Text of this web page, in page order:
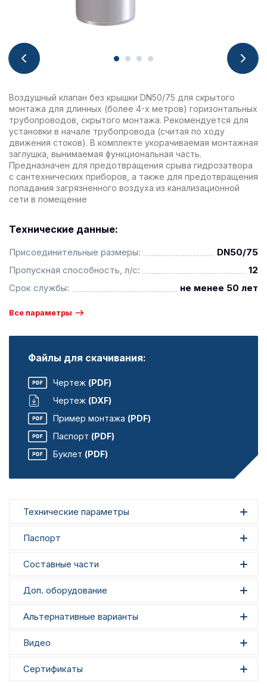
Воздушный клапан без крышки DN50/75 для скрытого
монтажа для длинных (более 4-х метров) горизонтальных
трубопроводов, скрытого монтажа. Рекомендуется для
установки в начале трубопровода (считая по ходу
движения стоков). В комплекте укорачиваемая монтажная
заглушка, вынимаемая функциональная часть.
Предназначен для предотвращения срыва гидрозатвора
с сантехнических приборов, а также для предотвращения
попадания загрязненного воздуха из канализационной
сети в помещение
Технические данные:
Присоединительные размеры:
DN50/75
Пропускная способность, л/с:
12
Срок службы:
не менее 50 лет
Все параметры
Файлы для скачивания:
Чертеж (PDF)
Чертеж (DXF)
Пример монтажа (PDF)
Паспорт (PDF)
Буклет (PDF)
Технические параметры
Паспорт
Составные части
Доп. оборудование
Альтернативные варианты
Видео
Сертификаты